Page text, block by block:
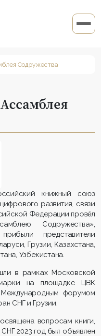
Содружества
книжный союз
развития, связи
Федерации провёл
Содружества»,
представители
Грузии, Казахстана,
Узбекистана.
в рамках Московской
на площадке ЦВК
форумом
СНГ и Грузии.
вопросам книги,
2023 год был объявлен